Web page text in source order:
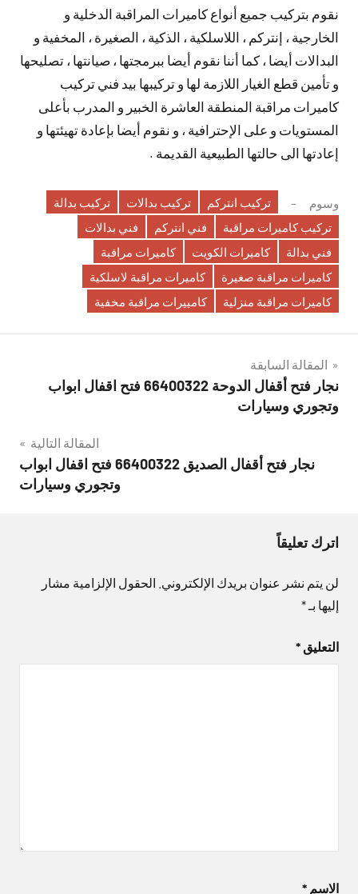
نقوم بتركيب جميع أنواع كاميرات المراقبة الدخلية و
الخارجية ، إنتركم ، اللاسلكية ، الذكية ، الصغيرة ، المخفية و
البدالات أيضا ، كما أننا نقوم أيضا ببرمجتها ، صيانتها ، تصليحها
و تأمين قطع الغيار اللازمة لها و تركيبها بيد فني تركيب
كاميرات مراقبة المنطقة العاشرة الخبير و المدرب بأعلى
المستويات و على الإحترافية ، و نقوم أيضا بإعادة تهيئتها و
إعادتها الى حالتها الطبيعية القديمة .
وسوم تركيب انتركم تركيب بدالات
تركيب بدالة
تركيب كاميرات مراقبة
فني انتركم
فني بدالات
فني بدالة
كاميرات الكويت
كاميرات مراقبة
كاميرات مراقبة صغيرة
كاميرات مراقبة لاسلكية
كاميرات مراقبة منزلية
كامييرات مراقبة مخفية
تصفّح
المقالات
المقالة السابقة
نجار فتح أقفال الدوحة 66400322 فتح اقفال ابواب
وتجوري وسيارات
المقالة التالية
نجار فتح أقفال الصديق 66400322 فتح اقفال ابواب
وتجوري وسيارات
اترك تعليقاً
لن يتم نشر عنوان بريدك الإلكتروني. الحقول الإلزامية مشار
إليها بـ*
التعليق *
الاسم *